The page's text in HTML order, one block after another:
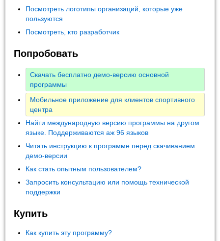
Посмотреть логотипы организаций, которые уже
пользуются
Посмотреть, кто разработчик
Попробовать
Скачать бесплатно демо-версию основной
программы
Мобильное приложение для клиентов спортивного
центра
Найти международную версию программы на другом
языке. Поддерживаются аж 96 языков
Читать инструкцию к программе перед скачиванием
демо-версии
Как стать опытным пользователем?
Запросить консультацию или помощь технической
поддержки
Купить
Как купить эту программу?